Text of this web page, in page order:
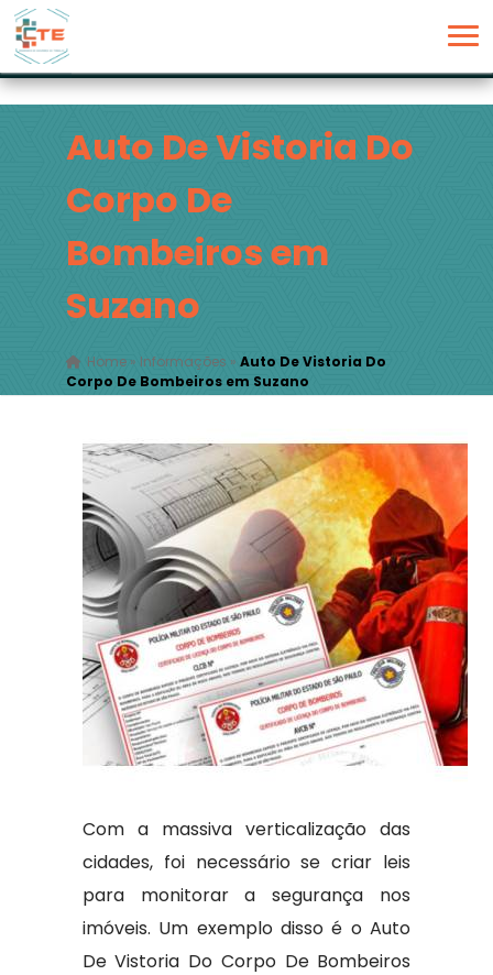
Auto De Vistoria Do
Corpo De
Bombeiros em
Suzano
Home» Informações » Auto De Vistoria Do
Corpo De Bombeiros em Suzano
Com a massiva verticalização das
cidades, foi necessário se criar leis
para monitorar a segurança nos
imóveis. Um exemplo disso é o Auto
De Vistoria Do Corpo De Bombeiros